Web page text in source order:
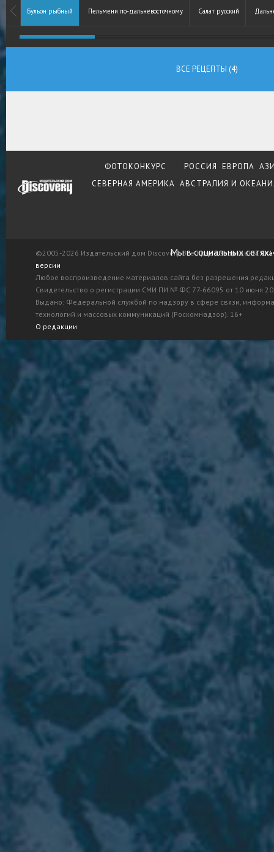
Бульон рыбный Пельмени по-дальневосточному Салат русский
ВСЕ РЕЦЕПТЫ (4)
ФОТОКОНКУРС РОССИЯ ЕВРОПА
СЕВЕРНАЯ АМЕРИКА АВСТРАЛИЯ И
©2005-2026 Издательский дом Discovery. Все права защищены.
версии
Любое воспроизведение материалов сайта без разрешения
Свидетельство о регистрации СМИ ПИ № ФС 77-66095 от 10 июня
Выдано: Федеральной службой по надзору в сфере связи,
технологий и массовых коммуникаций (Роскомнадзор). 16+
О редакции
Мы в социальных сетях: